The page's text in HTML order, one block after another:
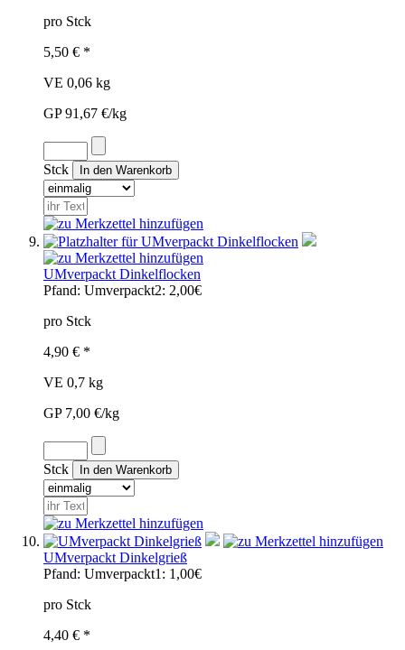
pro Stck
5,50 € *
VE 0,06 kg
GP 91,67 €/kg
Stck
UMverpackt Dinkelflocken
Pfand: Umverpackt2: 2,00€
pro Stck
4,90 € *
VE 0,7 kg
GP 7,00 €/kg
Stck
UMverpackt Dinkelgrieß
Pfand: Umverpackt1: 1,00€
pro Stck
4,40 € *